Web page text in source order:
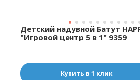
Детский надувной Батут
"Игровой центр 5 в 1" 9359
Купить в 1 клик